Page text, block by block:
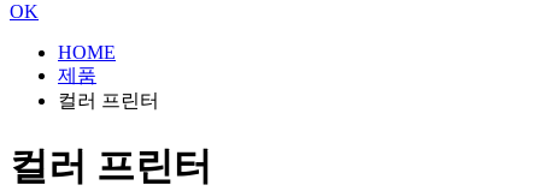
OK
HOME
제품
컬러 프린터
컬러 프린터